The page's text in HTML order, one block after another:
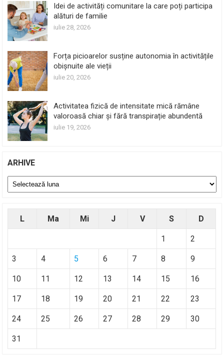
Idei de activități comunitare la care poți participa
alături de familie
iulie 28, 2026
Forța picioarelor susține autonomia în activitățile
obișnuite ale vieții
iulie 20, 2026
Activitatea fizică de intensitate mică rămâne
valoroasă chiar și fără transpirație abundentă
iulie 19, 2026
ARHIVE
Arhive
L Ma Mi J V S D
1 2
3 4 5 6 7 8 9
10 11 12 13 14 15 16
17 18 19 20 21 22 23
24 25 26 27 28 29 30
31